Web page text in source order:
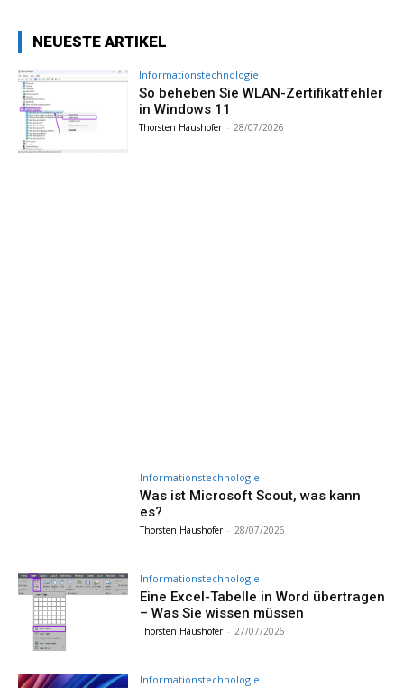
NEUESTE ARTIKEL
Informationstechnologie
So beheben Sie WLAN-Zertifikatfehler
in Windows 11
Thorsten Haushofer - 28/07/2026
Informationstechnologie
Was ist Microsoft Scout, was kann
es?
Thorsten Haushofer - 28/07/2026
Informationstechnologie
Eine Excel-Tabelle in Word übertragen
– Was Sie wissen müssen
Thorsten Haushofer - 27/07/2026
Informationstechnologie